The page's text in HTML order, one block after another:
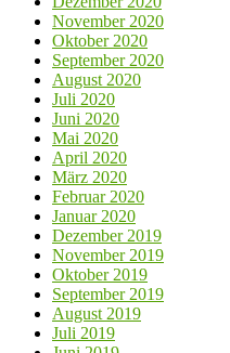
November 2020
Oktober 2020
September 2020
August 2020
Juli 2020
Juni 2020
Mai 2020
April 2020
März 2020
Februar 2020
Januar 2020
Dezember 2019
November 2019
Oktober 2019
September 2019
August 2019
Juli 2019